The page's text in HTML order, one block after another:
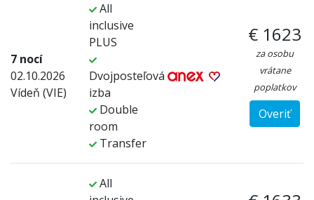
7 nocí
02.10.2026
Vídeň (VIE)
All
inclusive
PLUS
Dvojposteľová
izba
Double
room
Transfer
€ 1623
za osobu
vrátane
poplatkov
Overiť
All